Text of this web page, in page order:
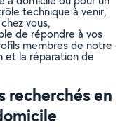
technique à venir,
vous,
de répondre à vos
membres de notre
et la réparation de
recherchés en